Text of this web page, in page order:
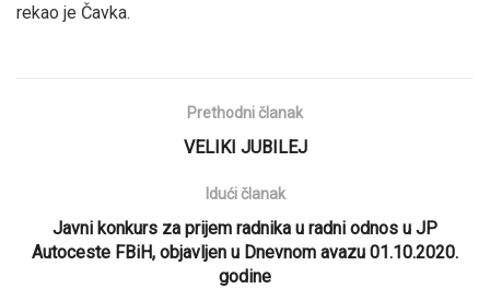
rekao je Čavka.
Prethodni članak
VELIKI JUBILEJ
Idući članak
Javni konkurs za prijem radnika u radni odnos u JP
Autoceste FBiH, objavljen u Dnevnom avazu 01.10.2020.
godine